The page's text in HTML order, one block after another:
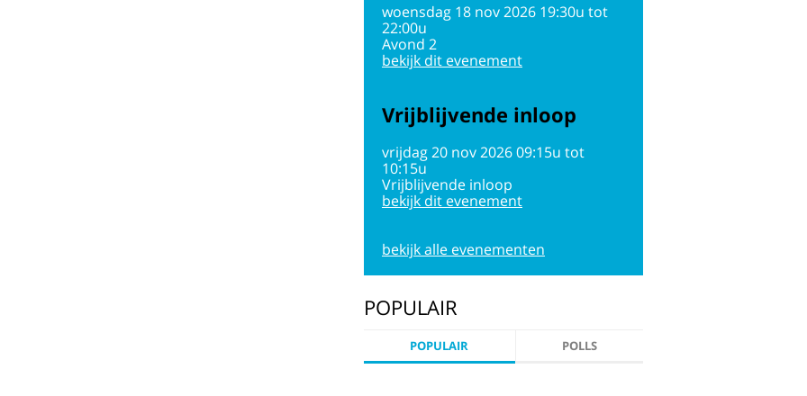
woensdag 18 nov 2026 19:30u tot
22:00u
Avond 2
bekijk dit evenement
Vrijblijvende inloop
vrijdag 20 nov 2026 09:15u tot
10:15u
Vrijblijvende inloop
bekijk dit evenement
bekijk alle evenementen
POPULAIR
POPULAIR POLLS